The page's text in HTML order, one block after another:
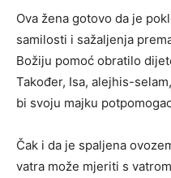
Ova žena gotovo da je
samilosti i sažaljenja
Božiju pomoć obratilo
Također, Isa, alejhis-
bi svoju majku
Čak i da je spaljena
vatra može mjeriti s